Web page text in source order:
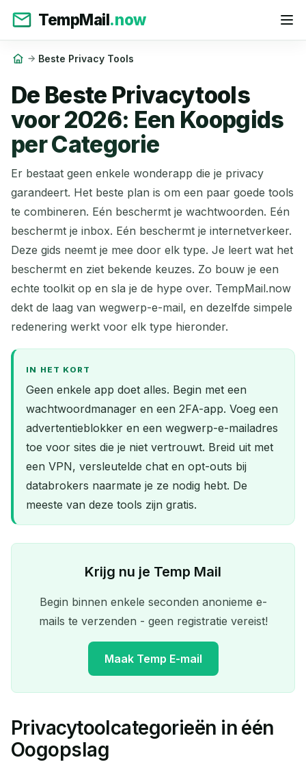
TempMail.now
Beste Privacy Tools
De Beste Privacytools
voor 2026: Een Koopgids
per Categorie
Er bestaat geen enkele wonderapp die je privacy
garandeert. Het beste plan is om een paar goede tools
te combineren. Eén beschermt je wachtwoorden. Eén
beschermt je inbox. Eén beschermt je internetverkeer.
Deze gids neemt je mee door elk type. Je leert wat het
beschermt en ziet bekende keuzes. Zo bouw je een
echte toolkit op en sla je de hype over. TempMail.now
dekt de laag van wegwerp-e-mail, en dezelfde simpele
redenering werkt voor elk type hieronder.
IN HET KORT
Geen enkele app doet alles. Begin met een
wachtwoordmanager en een 2FA-app. Voeg een
advertentieblokker en een wegwerp-e-mailadres
toe voor sites die je niet vertrouwt. Breid uit met
een VPN, versleutelde chat en opt-outs bij
databrokers naarmate je ze nodig hebt. De
meeste van deze tools zijn gratis.
Krijg nu je Temp Mail
Begin binnen enkele seconden anonieme e-
mails te verzenden - geen registratie vereist!
Maak Temp E-mail
Je Tijdelijke E-mailadres:
Privacytoolcategorieën in één
Oogopslag